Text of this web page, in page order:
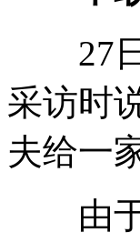
27日
采访时
夫给一
由于